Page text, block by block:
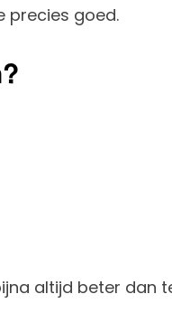
precies goed.
altijd beter dan